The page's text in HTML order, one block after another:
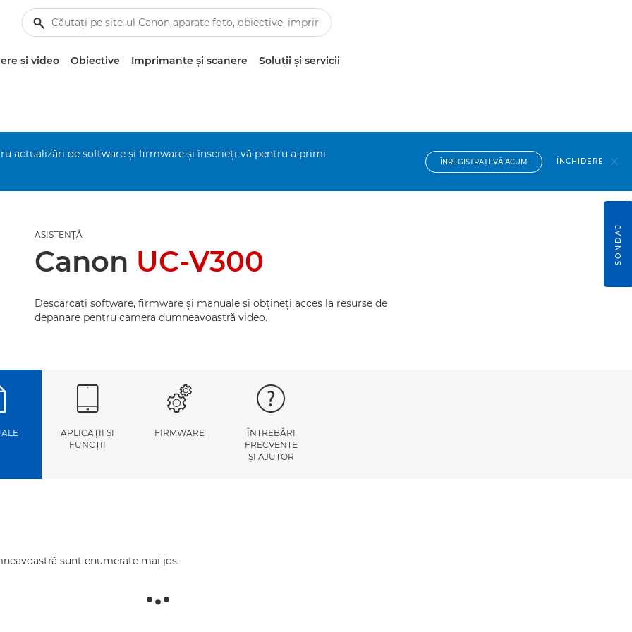
şi video Obiective Imprimante şi scanere Soluţii şi servicii
actualizări de software şi firmware şi înscrieţi-vă pentru a primi
ÎNREGISTRAŢI-VĂ ACUM ÎNCHIDERE
ASISTENŢĂ
Canon UC-V300
Descărcaţi software, firmware şi manuale şi obţineţi acces la resurse de
depanare pentru camera dumneavoastră video.
APLICAŢII ŞI
FUNCŢII
FIRMWARE
ÎNTREBĂRI
FRECVENTE
ŞI AJUTOR
sunt enumerate mai jos.
SONDAJ